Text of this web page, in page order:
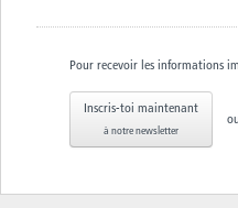
Pour recevoir les informations
Inscris-toi maintenant
à notre newsletter
ou